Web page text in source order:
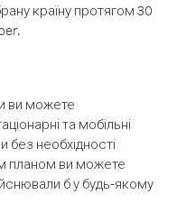
країну протягом 30
ви можете
та мобільні
необхідності
планом ви можете
б у будь-якому